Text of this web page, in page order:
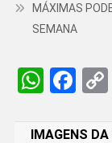
MÁXIMAS
SEMANA
IMAGENS